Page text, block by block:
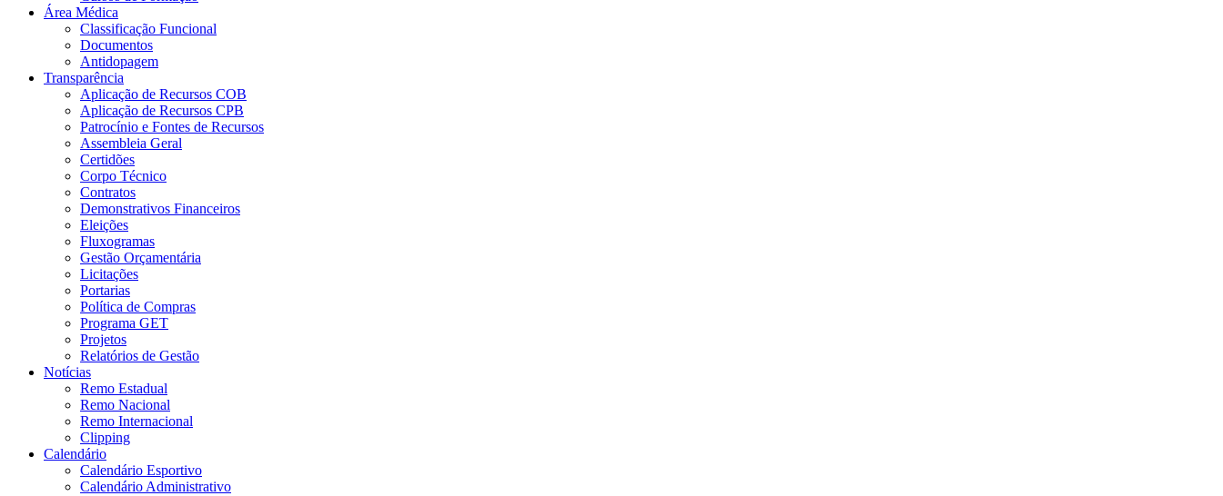
Área Médica
Classificação Funcional
Documentos
Antidopagem
Transparência
Aplicação de Recursos COB
Aplicação de Recursos CPB
Patrocínio e Fontes de Recursos
Assembleia Geral
Certidões
Corpo Técnico
Contratos
Demonstrativos Financeiros
Eleições
Fluxogramas
Gestão Orçamentária
Licitações
Portarias
Política de Compras
Programa GET
Projetos
Relatórios de Gestão
Notícias
Remo Estadual
Remo Nacional
Remo Internacional
Clipping
Calendário
Calendário Esportivo
Calendário Administrativo